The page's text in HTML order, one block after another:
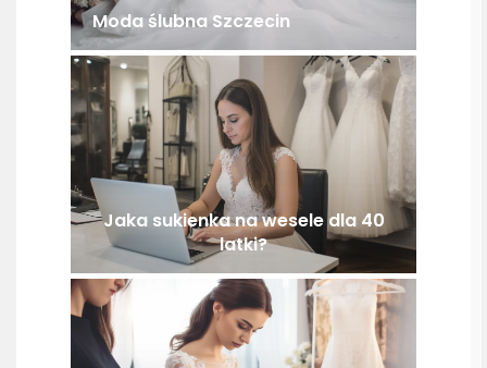
Moda ślubna Szczecin
Jaka sukienka na wesele dla 40
latki?